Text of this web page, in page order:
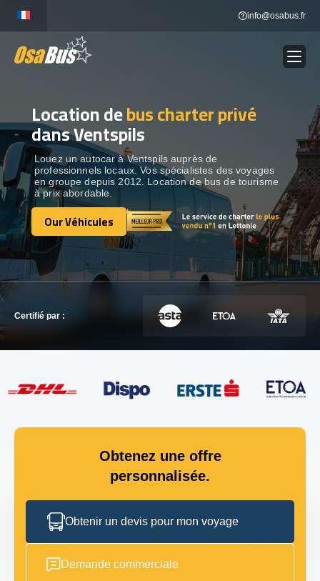
content
info@osabus.fr
LOCATION DE BUS Show dropdown
DESTINATIONS
OUR VÉHICULES
CONTACTEZ-NOUS
CONTACTEZ-NOUS
Location debus charter privé
dans Ventspils
Louez un autocar à Ventspils auprès de
professionnels locaux. Vos spécialistes des voyages
en groupe depuis 2012. Location de bus de tourisme
à prix abordable.
Our Véhicules
Our Véhicules
Certifié par :
Obtenez une offre
personnalisée.
Obtenir un devis pour mon voyage
Demande commerciale